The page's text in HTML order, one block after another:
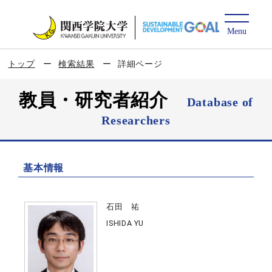
トップ 検索結果 詳細ページ
教員・研究者紹介
Database of
Researchers
基本情報
石田 祐
ISHIDA YU